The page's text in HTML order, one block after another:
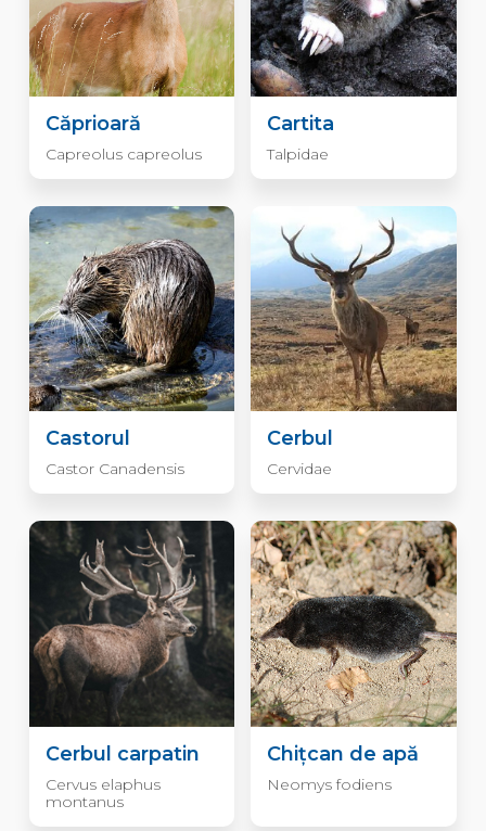
Căprioară
Capreolus capreolus
Cartita
Talpidae
Castorul
Castor Canadensis
Cerbul
Cervidae
Cerbul carpatin
Cervus elaphus
montanus
Chițcan de apă
Neomys fodiens